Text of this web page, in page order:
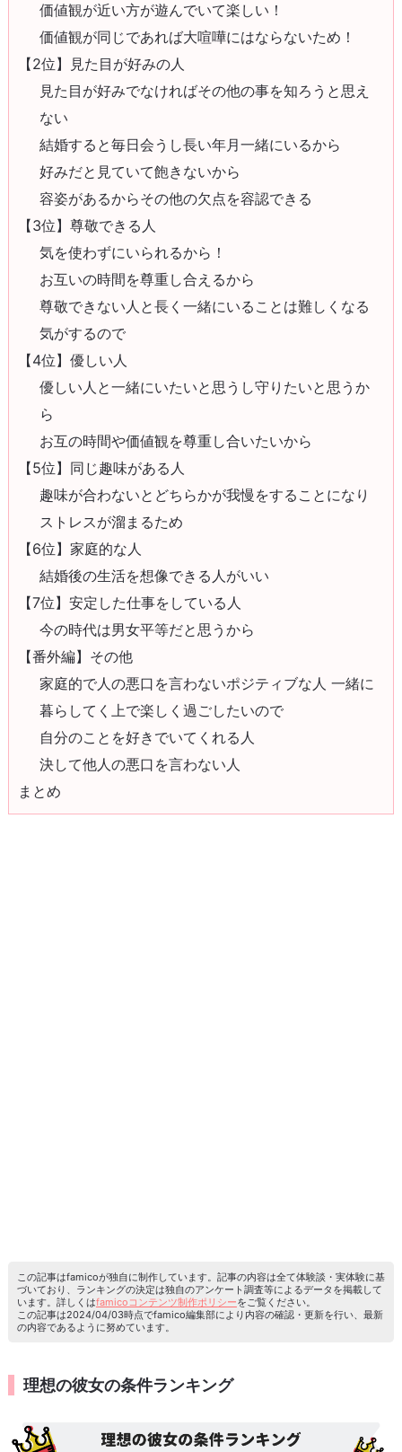
価値観が近い方が遊んでいて楽しい！
価値観が同じであれば大喧嘩にはならないため！
【2位】見た目が好みの人
見た目が好みでなければその他の事を知ろうと思え
ない
結婚すると毎日会うし長い年月一緒にいるから
好みだと見ていて飽きないから
容姿があるからその他の欠点を容認できる
【3位】尊敬できる人
気を使わずにいられるから！
お互いの時間を尊重し合えるから
尊敬できない人と長く一緒にいることは難しくなる
気がするので
【4位】優しい人
優しい人と一緒にいたいと思うし守りたいと思うか
ら
お互の時間や価値観を尊重し合いたいから
【5位】同じ趣味がある人
趣味が合わないとどちらかが我慢をすることになり
ストレスが溜まるため
【6位】家庭的な人
結婚後の生活を想像できる人がいい
【7位】安定した仕事をしている人
今の時代は男女平等だと思うから
【番外編】その他
家庭的で人の悪口を言わないポジティブな人 一緒に
暮らしてく上で楽しく過ごしたいので
自分のことを好きでいてくれる人
決して他人の悪口を言わない人
まとめ
この記事はfamicoが独自に制作しています。記事の内容は全て体験談・実体験に基
づいており、ランキングの決定は独自のアンケート調査等によるデータを掲載して
います。詳しくはfamicoコンテンツ制作ポリシーをご覧ください。
この記事は2024/04/03時点でfamico編集部により内容の確認・更新を行い、最新
の内容であるように努めています。
理想の彼女の条件ランキング